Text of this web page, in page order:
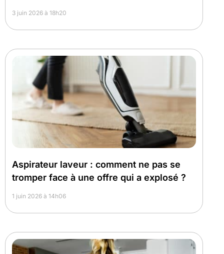
3 juin 2026 à 18h20
Aspirateur laveur : comment ne pas se
tromper face à une offre qui a explosé ?
1 juin 2026 à 14h06